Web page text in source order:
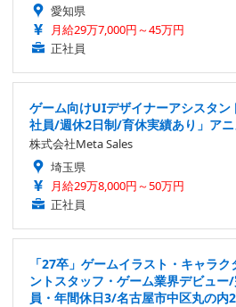
愛知県
月給29万7,000円～45万円
正社員
ゲーム向けUIデザイナーアシスタン
社員/週休2日制/育休実績あり」ア
株式会社Meta Sales
埼玉県
月給29万8,000円～50万円
正社員
「27卒」ゲームイラスト・キャラ
ントスタッフ・ゲーム業界デビュ
員・年間休日3/名古屋市中区丸の内